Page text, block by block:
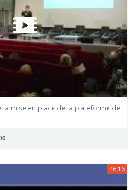
mise en place de la plateforme de
46:16